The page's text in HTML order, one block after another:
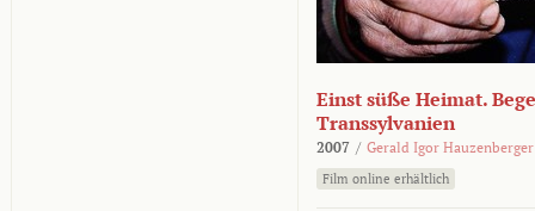
Einst süße Heimat.
Transsylvanien
2007 / Gerald Igor Hauzenberger
Film online erhältlich